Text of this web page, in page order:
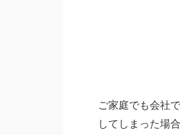
ご家庭でも会社
してしまった場